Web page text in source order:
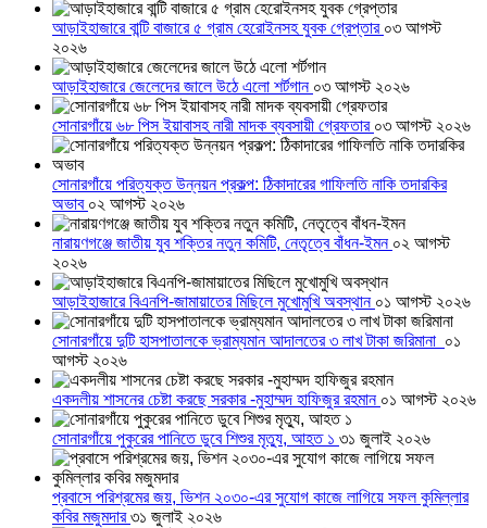
আড়াইহাজারে বান্টি বাজারে ৫ গ্রাম হেরোইনসহ যুবক গ্রেপ্তার ০৩ আগস্ট
২০২৬
আড়াইহাজারে জেলেদের জালে উঠে এলো শর্টগান ০৩ আগস্ট ২০২৬
সোনারগাঁয়ে ৬৮ পিস ইয়াবাসহ নারী মাদক ব্যবসায়ী গ্রেফতার ০৩ আগস্ট ২০২৬
সোনারগাঁয়ে পরিত্যক্ত উন্নয়ন প্রকল্প: ঠিকাদারের গাফিলতি নাকি তদারকির
অভাব ০২ আগস্ট ২০২৬
নারায়ণগঞ্জে জাতীয় যুব শক্তির নতুন কমিটি, নেতৃত্বে বাঁধন-ইমন ০২ আগস্ট
২০২৬
আড়াইহাজারে বিএনপি-জামায়াতের মিছিলে মুখোমুখি অবস্থান ০১ আগস্ট ২০২৬
সোনারগাঁয়ে দুটি হাসপাতালকে ভ্রাম্যমান আদালতের ৩ লাখ টাকা জরিমানা ০১
আগস্ট ২০২৬
একদলীয় শাসনের চেষ্টা করছে সরকার -মুহাম্মদ হাফিজুর রহমান ০১ আগস্ট ২০২৬
সোনারগাঁয়ে পুকুরের পানিতে ডুবে শিশুর মৃত্যু, আহত ১ ৩১ জুলাই ২০২৬
প্রবাসে পরিশ্রমের জয়, ভিশন ২০৩০-এর সুযোগ কাজে লাগিয়ে সফল কুমিল্লার
কবির মজুমদার৩১ জুলাই ২০২৬